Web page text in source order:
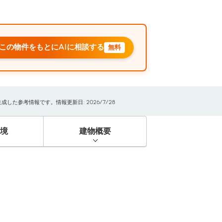
の物件をもとにAIに相談する 無料
成した参考情報です。情報更新日: 2026/7/28
建物概要